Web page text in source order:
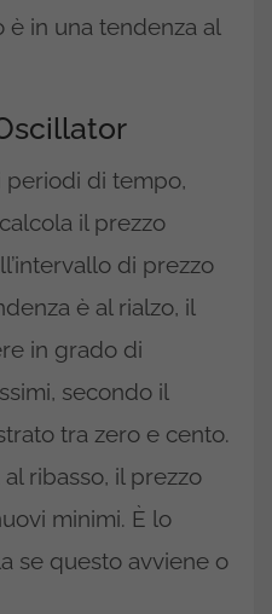
in una tendenza al
periodi di tempo,
il prezzo
di prezzo
è al rialzo, il
in grado di
secondo il
tra zero e cento.
ribasso, il prezzo
minimi. È lo
se questo avviene o